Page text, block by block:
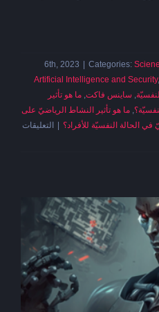
Categories:
Artificial Intelligence and Security,
, ساينس فاكت, ما هو تأثير
, ما هو تأثير النشاط الرياضيّ على
في الحالة النفسيّة للأفراد؟ التعليقاتعلى